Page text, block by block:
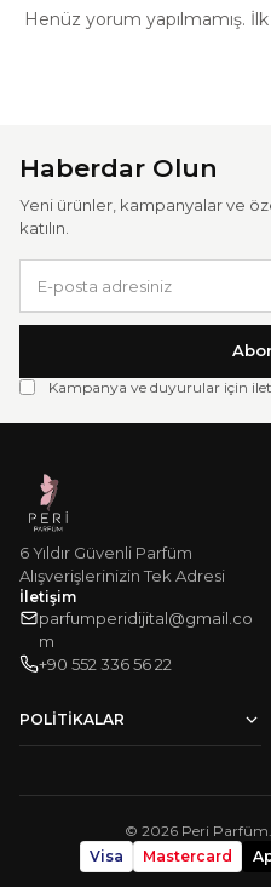
Henüz yorum yapılmamış.
Haberdar Olun
Yeni ürünler, kampanyalar ve
katılın.
Kampanya ve duyurular için
6 Yıldır Güvenli Parfüm
Alışverişlerinizin Tek Adresi
İletişim
parfumperidijital@gmail.co
m
‪+90 552 336 56 22‬
POLITIKALAR
Mesafeli Satış Sözleşmesi
Sipariş Takip © 2026 Peri Parfüm.
Visa
Mastercard